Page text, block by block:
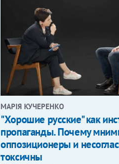
МАРІЯ КУЧЕРЕНКО
"Хорошие русские" как
пропаганды. Почему
оппозиционеры и
токсичны